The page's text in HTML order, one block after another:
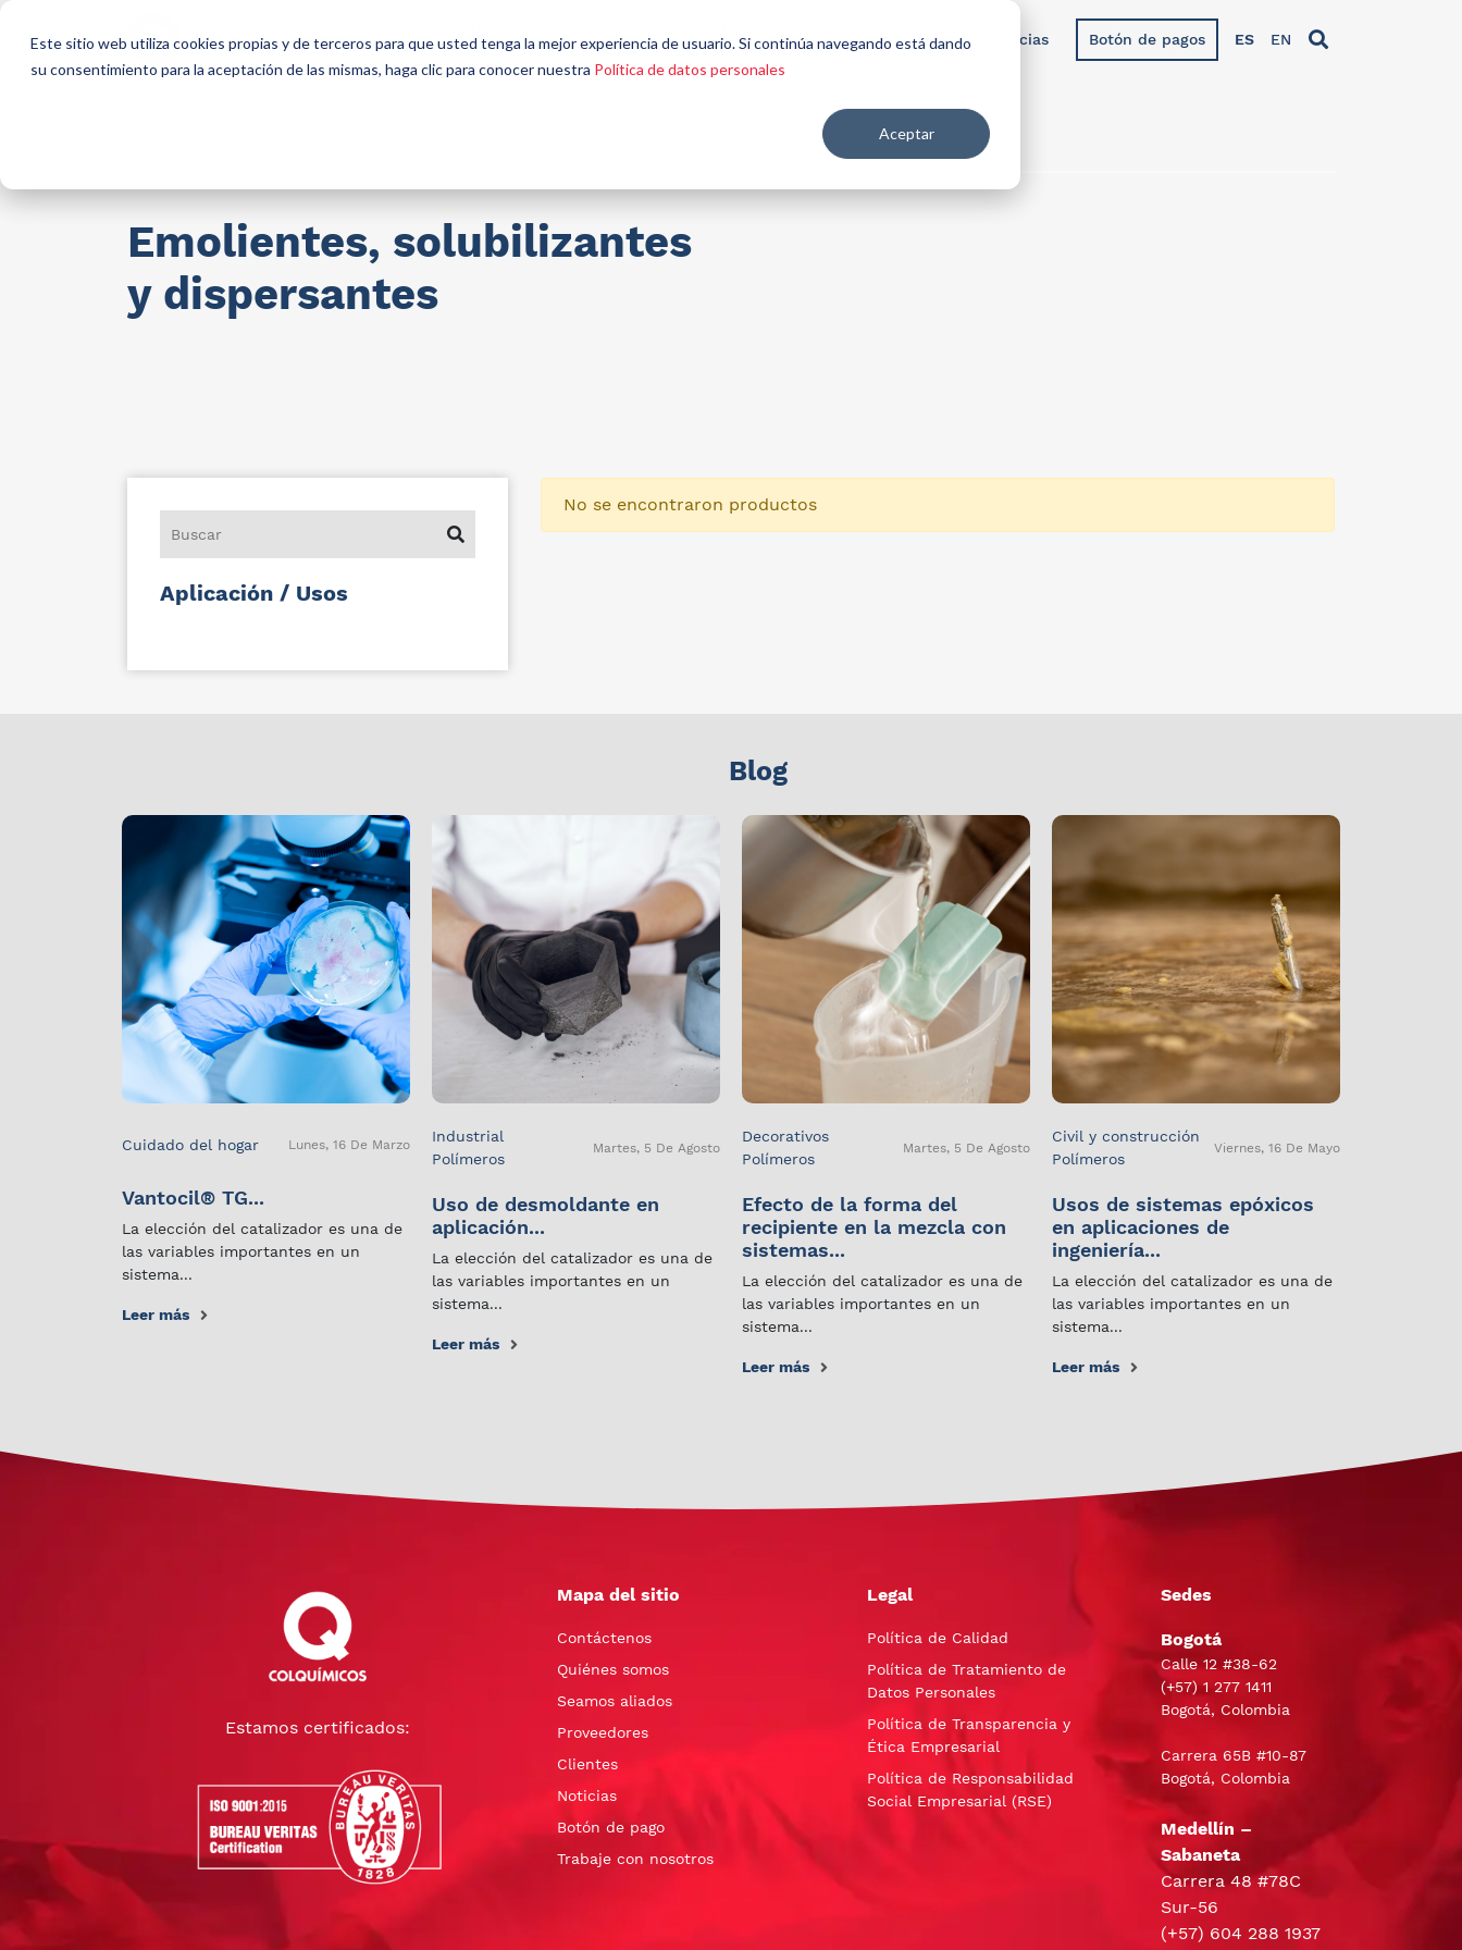
Este sitio web utiliza cookies propias y de terceros para que usted tenga la mejor experiencia de usuario. Si continúa navegando está dando
su consentimiento para la aceptación de las mismas, haga clic para conocer nuestra Política de datos personales
Aceptar
somos
aliados
mercados
Contáctenos Noticias Botón de pagos ES EN
Emolientes, solubilizantes
y dispersantes
Aplicación / Usos
No se encontraron productos
Blog
Cuidado del hogar Lunes, 16 De Marzo
Vantocil® TG...
La elección del catalizador es una de
las variables importantes en un
sistema...
Leer más
Industrial
Polímeros
Martes, 5 De Agosto
Uso de desmoldante en
aplicación...
La elección del catalizador es una de
las variables importantes en un
sistema...
Leer más
Decorativos
Polímeros
Martes, 5 De Agosto
Efecto de la forma del
recipiente en la mezcla con
sistemas...
La elección del catalizador es una de
las variables importantes en un
sistema...
Leer más
Civil y construcción
Polímeros
Viernes, 16 De Mayo
Usos de sistemas epóxicos
en aplicaciones de
ingeniería...
La elección del catalizador es una de
las variables importantes en un
sistema...
Leer más
Estamos certificados:
Mapa del sitio
Contáctenos
Quiénes somos
Seamos aliados
Proveedores
Clientes
Noticias
Botón de pago
Trabaje con nosotros
Legal
Política de Calidad
Política de Tratamiento de
Datos Personales
Política de Transparencia y
Ética Empresarial
Política de Responsabilidad
Social Empresarial (RSE)
Sedes
Bogotá
Calle 12 #38-62
(+57)1 277 1411
Bogotá, Colombia
Carrera 65B #10-87
Bogotá, Colombia
Medellín –
Sabaneta
Carrera 48 #78C
Sur-56
(+57) 604 288 1937